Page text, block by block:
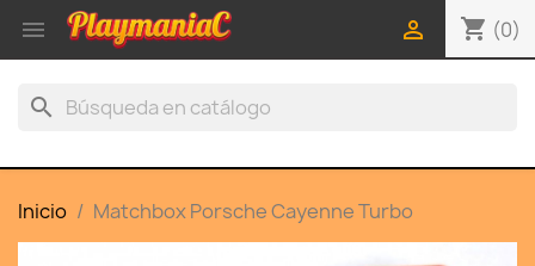
 shopping_cart (0)

search
Inicio Matchbox Porsche Cayenne Turbo